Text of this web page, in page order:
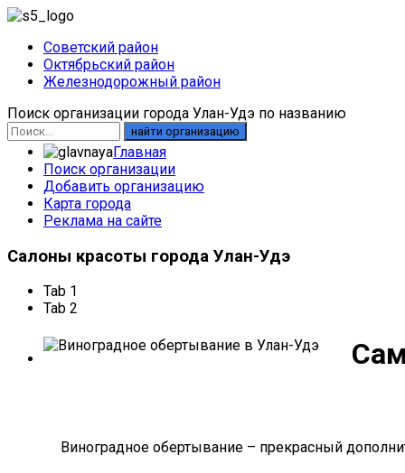
Советский район
Октябрьский район
Железнодорожный район
Поиск организации города Улан-Удэ по названию
найти организацию
Главная
Поиск организации
Добавить организацию
Карта города
Реклама на сайте
Салоны красоты города Улан-Удэ
Tab 1
Tab 2
Виноградное обертывание – прекрасный